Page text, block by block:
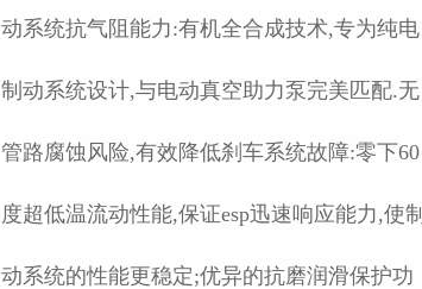
动系统抗气阻能力:有机全合成技术,专为纯电
制动系统设计,与电动真空助力泵完美匹配.无
管路腐蚀风险,有效降低刹车系统故障:零下60
度超低温流动性能,保证esp迅速响应能力,使制
动系统的性能更稳定;优异的抗磨润滑保护功